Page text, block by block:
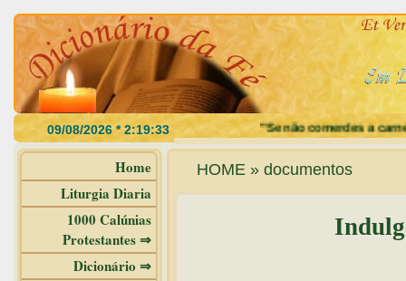
"Se não comerdes a carne do
Home
Liturgia Diaria
1000 Calúnias
Protestantes ⇒
Dicionário ⇒
HOME » documentos